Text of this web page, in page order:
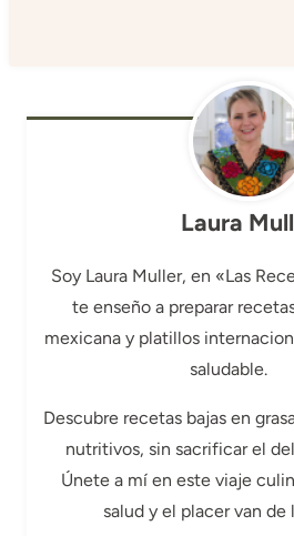
Laura
Soy Laura Muller, en «Las
te enseño a preparar
mexicana y platillos
saludable.
Descubre recetas bajas en
nutritivos, sin sacrificar el
Únete a mí en este viaje
salud y el placer van de